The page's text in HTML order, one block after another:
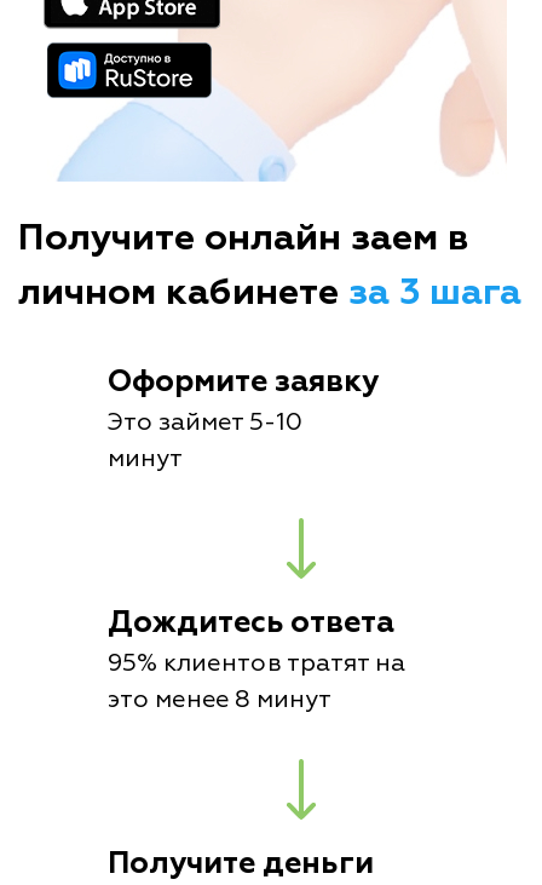
Получите онлайн заем в
личном кабинете за 3 шага
Оформите заявку
Это займет 5-10
минут
Дождитесь ответа
95% клиентов тратят на
это менее 8 минут
Получите деньги